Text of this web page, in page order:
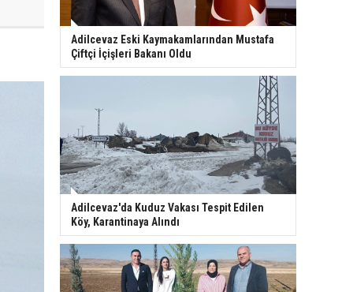
Adilcevaz Eski Kaymakamlarından Mustafa
Çiftçi İçişleri Bakanı Oldu
Adilcevaz'da Kuduz Vakası Tespit Edilen
Köy, Karantinaya Alındı